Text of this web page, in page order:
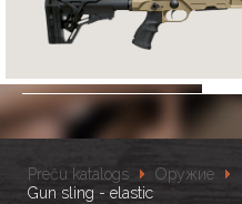
Preču katalogs Оружие
Gun sling - elastic